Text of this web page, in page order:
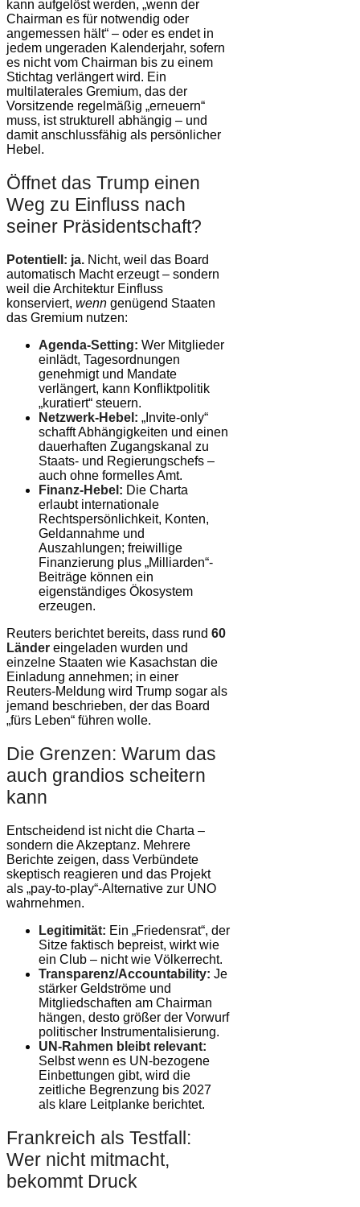
kann aufgelöst werden, „wenn der
Chairman es für notwendig oder
angemessen hält“ – oder es endet in
jedem ungeraden Kalenderjahr, sofern
es nicht vom Chairman bis zu einem
Stichtag verlängert wird. Ein
multilaterales Gremium, das der
Vorsitzende regelmäßig „erneuern“
muss, ist strukturell abhängig – und
damit anschlussfähig als persönlicher
Hebel.
Öffnet das Trump einen
Weg zu Einfluss nach
seiner Präsidentschaft?
Potentiell: ja. Nicht, weil das Board
automatisch Macht erzeugt – sondern
weil die Architektur Einfluss
konserviert, wenn genügend Staaten
das Gremium nutzen:
Agenda-Setting: Wer Mitglieder
einlädt, Tagesordnungen
genehmigt und Mandate
verlängert, kann Konfliktpolitik
„kuratiert“ steuern.
Netzwerk-Hebel: „Invite-only“
schafft Abhängigkeiten und einen
dauerhaften Zugangskanal zu
Staats- und Regierungschefs –
auch ohne formelles Amt.
Finanz-Hebel: Die Charta
erlaubt internationale
Rechtspersönlichkeit, Konten,
Geldannahme und
Auszahlungen; freiwillige
Finanzierung plus „Milliarden“-
Beiträge können ein
eigenständiges Ökosystem
erzeugen.
Reuters berichtet bereits, dass rund 60
Länder eingeladen wurden und
einzelne Staaten wie Kasachstan die
Einladung annehmen; in einer
Reuters-Meldung wird Trump sogar als
jemand beschrieben, der das Board
„fürs Leben“ führen wolle.
Die Grenzen: Warum das
auch grandios scheitern
kann
Entscheidend ist nicht die Charta –
sondern die Akzeptanz. Mehrere
Berichte zeigen, dass Verbündete
skeptisch reagieren und das Projekt
als „pay-to-play“-Alternative zur UNO
wahrnehmen.
Legitimität: Ein „Friedensrat“, der
Sitze faktisch bepreist, wirkt wie
ein Club – nicht wie Völkerrecht.
Transparenz/Accountability: Je
stärker Geldströme und
Mitgliedschaften am Chairman
hängen, desto größer der Vorwurf
politischer Instrumentalisierung.
UN-Rahmen bleibt relevant:
Selbst wenn es UN-bezogene
Einbettungen gibt, wird die
zeitliche Begrenzung bis 2027
als klare Leitplanke berichtet.
Frankreich als Testfall:
Wer nicht mitmacht,
bekommt Druck